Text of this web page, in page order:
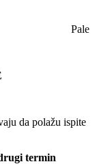
Pale
da polažu ispite
termin